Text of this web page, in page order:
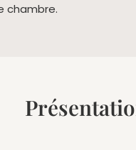
chambre.